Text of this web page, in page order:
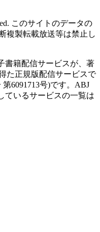
このサイトのデータの
複製転載放送等は禁止し
書籍配信サービスが、著
た正規版配信サービスで
6091713号)です。ABJ
ているサービスの一覧は